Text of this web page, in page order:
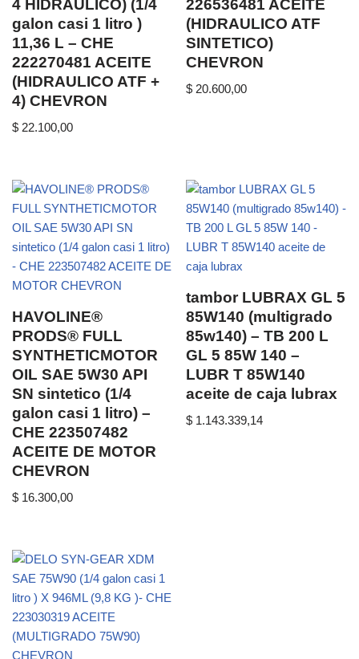
4 HIDRAULICO) (1/4
galon casi 1 litro )
11,36 L – CHE
222270481 ACEITE
(HIDRAULICO ATF +
4) CHEVRON
$ 22.100,00
226536481 ACEITE
(HIDRAULICO ATF
SINTETICO)
CHEVRON
$ 20.600,00
HAVOLINE®
PRODS® FULL
SYNTHETICMOTOR
OIL SAE 5W30 API
SN sintetico (1/4
galon casi 1 litro) –
CHE 223507482
ACEITE DE MOTOR
CHEVRON
$ 16.300,00
tambor LUBRAX GL 5
85W140 (multigrado
85w140) – TB 200 L
GL 5 85W 140 –
LUBR T 85W140
aceite de caja lubrax
$ 1.143.339,14